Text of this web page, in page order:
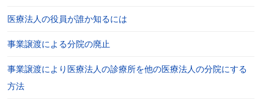
医療法人の役員が誰か知るには
事業譲渡による分院の廃止
事業譲渡により医療法人の診療所を他の医療法人の分院にする
方法